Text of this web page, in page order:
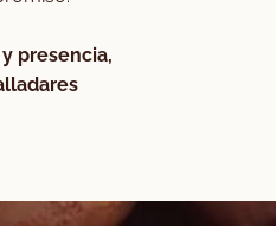
presencia,